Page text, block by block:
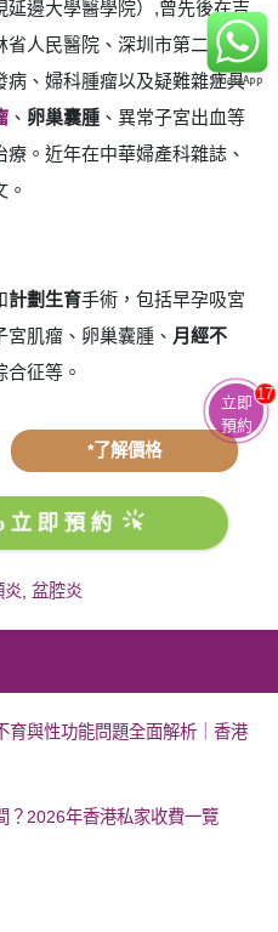
延邊大學醫學院）,曾先後在吉
人民醫院、深圳市第二人民
、婦科腫瘤以及疑難雜症具
、 卵巢囊腫 、異常子宮出血等
。近年在中華婦產科雜誌、
計劃生育手術，包括早孕吸宮
宮肌瘤、卵巢囊腫、 月經不
合征等。
*了解價格
即預約
炎 盆腔炎
育與性功能問題全面解析｜香港
？2026年香港私家收費一覽
立即
預約
17